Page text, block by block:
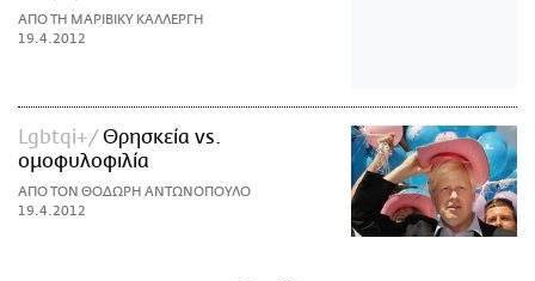
ΑΠΟ ΤΗ ΜΑΡΙΒΙΚΥ ΚΑΛΛΕΡΓΗ
19.4.2012
Lgbtqi+
Θρησκεία vs.
ομοφυλοφιλία
ΑΠΟ ΤΟΝ ΘΟΔΩΡΗ ΑΝΤΩΝΟΠΟΥΛΟ
19.4.2012